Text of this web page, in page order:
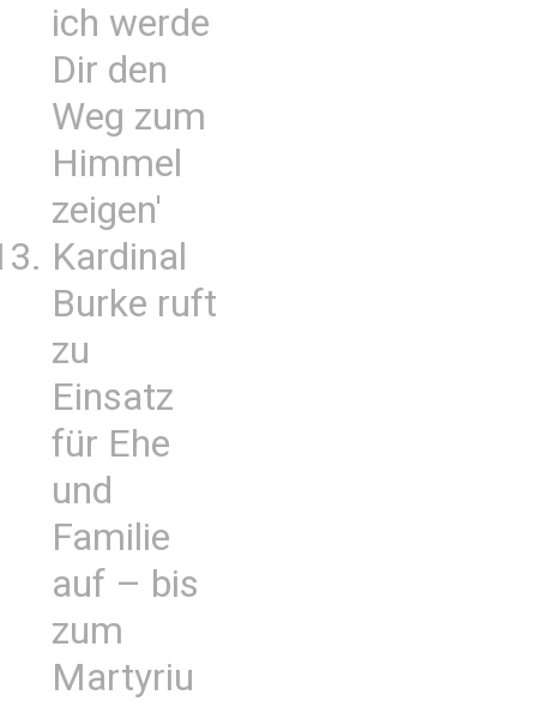
ich werde
Dir den
Weg zum
Himmel
zeigen'
Kardinal
Burke ruft
zu
Einsatz
für Ehe
und
Familie
auf – bis
zum
Martyriu